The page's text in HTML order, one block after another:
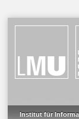
Institut für